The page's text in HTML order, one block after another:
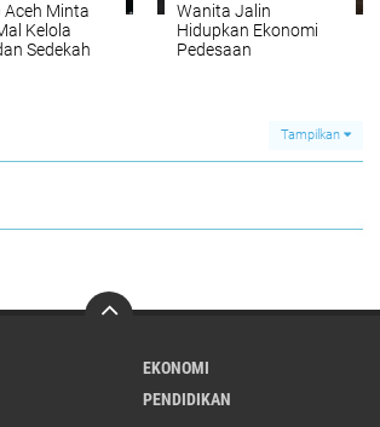
Aceh Minta
Kelola
Sedekah
Wanita Jalin
Hidupkan Ekonomi
Pedesaan
Tampilkan
EKONOMI
PENDIDIKAN